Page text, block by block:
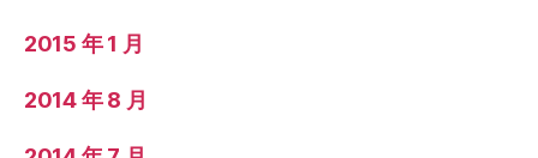
2015 年 1 月
2014 年 8 月